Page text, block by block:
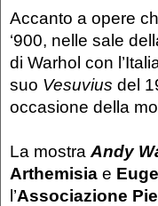
Accanto a opere
‘900, nelle sale
di Warhol con
suo Vesuvius del
occasione della
La mostra Andy
Arthemisia e
l’Associazione